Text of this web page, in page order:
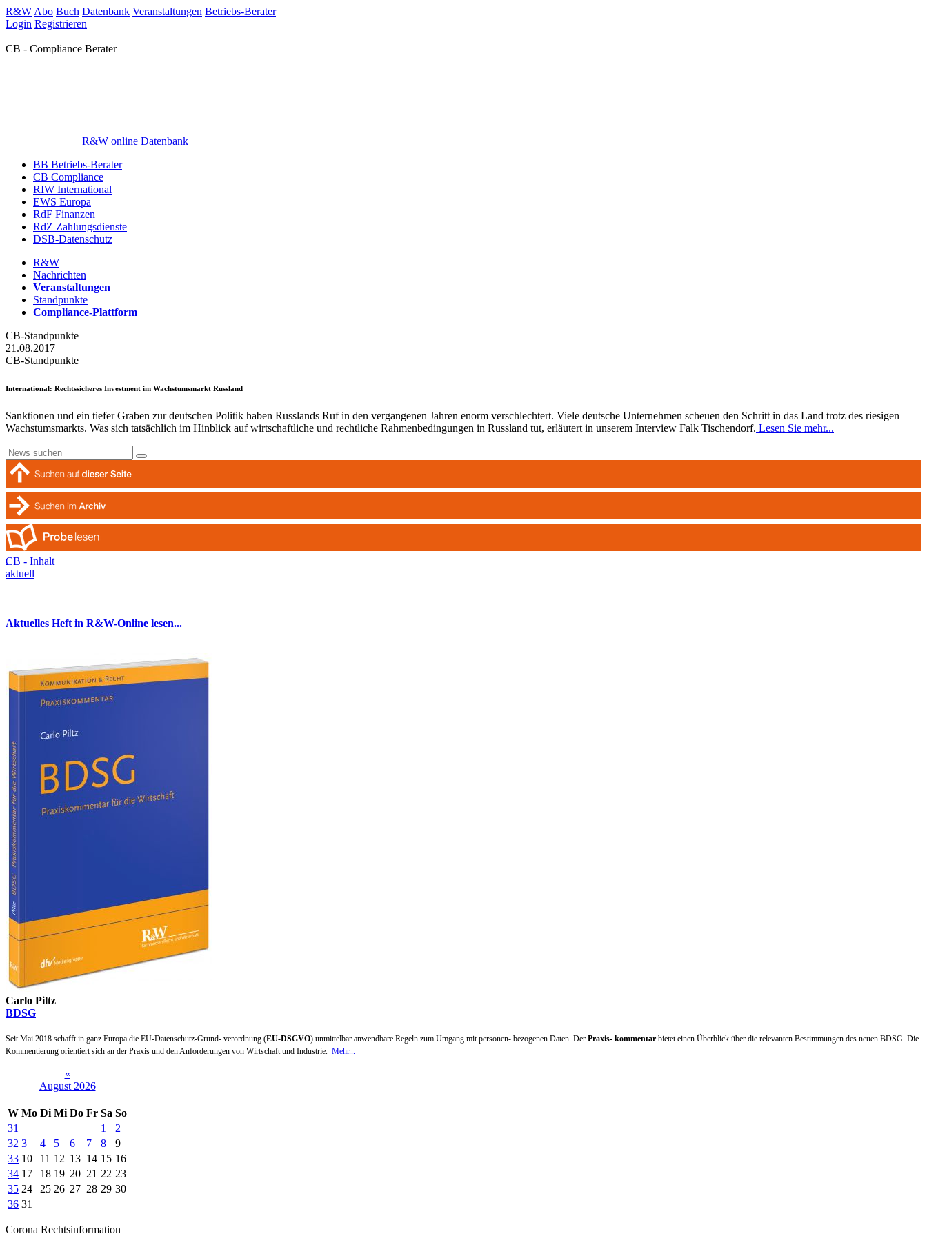
R&W Abo Buch Datenbank Veranstaltungen Betriebs-Berater
Login Registrieren
CB - Compliance Berater
R&W online Datenbank
BB Betriebs-Berater
CB Compliance
RIW International
EWS Europa
RdF Finanzen
RdZ Zahlungsdienste
DSB-Datenschutz
R&W
Nachrichten
Veranstaltungen
Standpunkte
Compliance-Plattform
CB-Standpunkte
21.08.2017
CB-Standpunkte
International: Rechtssicheres Investment im Wachstumsmarkt Russland
Sanktionen und ein tiefer Graben zur deutschen Politik haben Russlands Ruf in den vergangenen Jahren enorm verschlechtert. Viele deutsche Unternehmen scheuen den Schritt in das Land trotz des riesigen
Wachstumsmarkts. Was sich tatsächlich im Hinblick auf wirtschaftliche und rechtliche Rahmenbedingungen in Russland tut, erläutert in unserem Interview Falk Tischendorf. Lesen Sie mehr...
CB - Inhalt
aktuell
Aktuelles Heft in R&W-Online lesen...
Carlo Piltz
BDSG
Seit Mai 2018 schafft in ganz Europa die EU-Datenschutz-Grund- verordnung (EU-DSGVO) unmittelbar anwendbare Regeln zum Umgang mit personen- bezogenen Daten. Der Praxis- kommentar bietet einen Überblick über die relevanten Bestimmungen des neuen BDSG. Die
Kommentierung orientiert sich an der Praxis und den Anforderungen von Wirtschaft und Industrie. Mehr...
«
August 2026
W Mo Di Mi Do Fr Sa So
31
1
2
32 3 4 5 6 7 8
9
33 10 11 12 13 14 15 16
34 17 18 19 20 21 22 23
35 24 25 26 27 28 29 30
36 31
Corona Rechtsinformation